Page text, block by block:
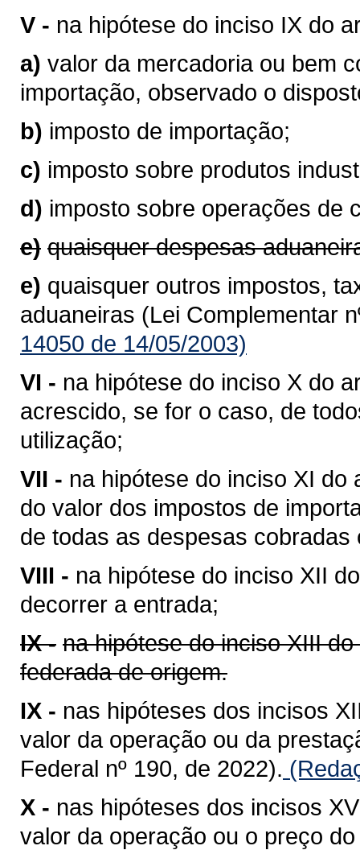
V - na hipótese do inciso IX do
a) valor da mercadoria ou bem
importação, observado o
b) imposto de importação;
c) imposto sobre produtos
d) imposto sobre operações de
e) quaisquer despesas
e) quaisquer outros impostos,
aduaneiras (Lei Complementar
14050 de 14/05/2003)
VI - na hipótese do inciso X do
acrescido, se for o caso, de
utilização;
VII - na hipótese do inciso XI do
do valor dos impostos de
de todas as despesas
VIII - na hipótese do inciso XII
decorrer a entrada;
IX - na hipótese do inciso XIII
federada de origem.
IX - nas hipóteses dos incisos
valor da operação ou da
Federal nº 190, de 2022).
X - nas hipóteses dos incisos
valor da operação ou o preço